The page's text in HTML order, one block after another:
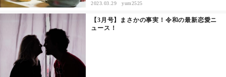
あるある
その他
ドキドキ
2023.03.29 yum2525
【3月号】まさかの事実！令和の最新恋愛ニ
ュース！